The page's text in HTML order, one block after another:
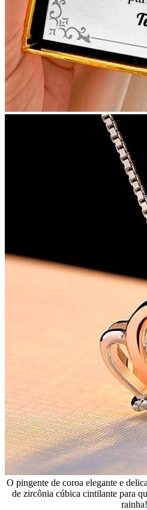
O pingente de coroa elegante e
de zircônia cúbica cintilante para
rainha!